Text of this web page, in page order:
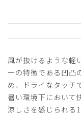
あかね様
購入確認済み
年齢: 40代 身長:
風が抜けるような軽
ーの特徴である凹凸
め、ドライなタッチ
暑い環境下において
涼しさを感じられる1